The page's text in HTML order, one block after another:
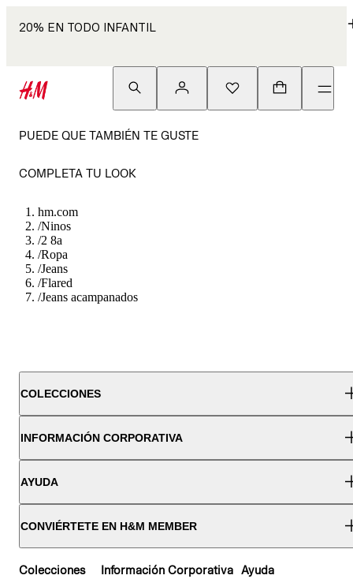
20% EN TODO INFANTIL
PUEDE QUE TAMBIÉN TE GUSTE
COMPLETA TU LOOK
hm.com
/Ninos
/2 8a
/Ropa
/Jeans
/Flared
/Jeans acampanados
COLECCIONES
INFORMACIÓN CORPORATIVA
AYUDA
CONVIÉRTETE EN H&M MEMBER
Colecciones Información Corporativa Ayuda